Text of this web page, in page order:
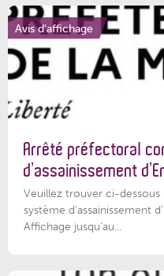
Avis d'affichage
Arrêté préfectoral
d’assainissement
Veuillez trouver ci-
système d'assainissement
Affichage jusqu'au...